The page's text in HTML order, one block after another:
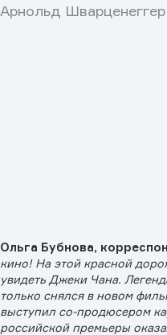
Арнольд Шварценеггер
Ольга Бубнова,
кино! На этой красной
увидеть Джеки Чана.
только снялся в новом
выступил со-продюсером
российской премьеры